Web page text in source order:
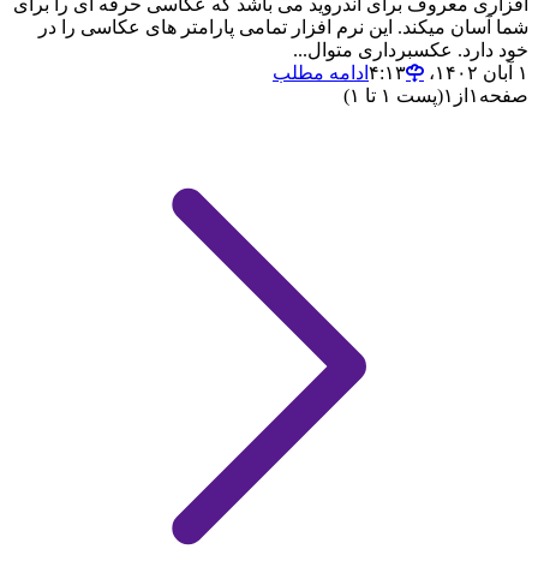
شما آسان میکند. این نرم افزار تمامی پارامتر های عکاسی را در
خود دارد. عکسبرداری متوال...
۱ آبان ۱۴۰۲،‏ ۴:۱۳
ادامه مطلب
صفحه ۱ از ۱(پست ۱ تا ۱)